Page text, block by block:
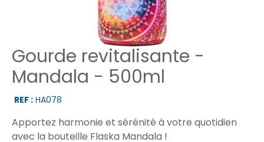
Gourde revitalisante -
Mandala - 500ml
REF : HA078
Apportez harmonie et sérénité à votre quotidien
avec la bouteille Flaska Mandala !